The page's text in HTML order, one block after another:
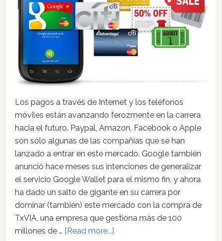
Los pagos a través de Internet y los teléfonos
móviles están avanzando ferozmente en la carrera
hacia el futuro. Paypal, Amazon, Facebook o Apple
son sólo algunas de las compañías que se han
lanzado a entrar en este mercado. Google también
anunció hace meses sus intenciones de generalizar
el servicio Google Wallet para el mismo fin, y ahora
ha dado un salto de gigante en su carrera por
dominar (también) este mercado con la compra de
TxVIA, una empresa que gestiona más de 100
millones de … [Read more...]